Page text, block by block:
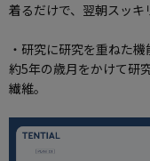
着るだけで、翌朝スッキ
・研究に研究を重ねた機
約5年の歳月をかけて研
繊維。